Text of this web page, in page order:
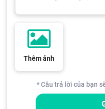
Thêm ảnh
* Câu trả lời của bạn